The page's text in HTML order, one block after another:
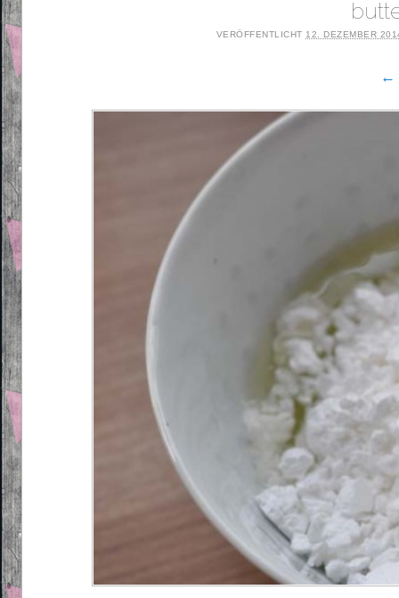
VERÖFFENTLICHT 12. DEZEMBER
←